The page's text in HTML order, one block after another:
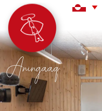
Aningaaq